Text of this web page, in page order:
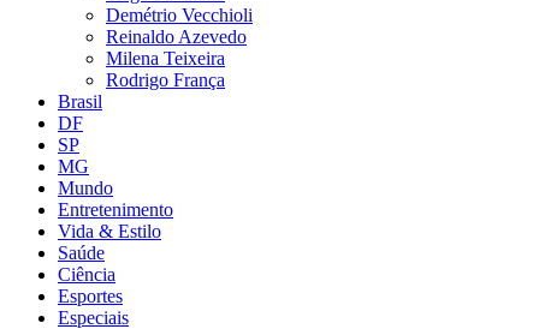
Demétrio Vecchioli
Reinaldo Azevedo
Milena Teixeira
Rodrigo França
Brasil
DF
SP
MG
Mundo
Entretenimento
Vida & Estilo
Saúde
Ciência
Esportes
Especiais